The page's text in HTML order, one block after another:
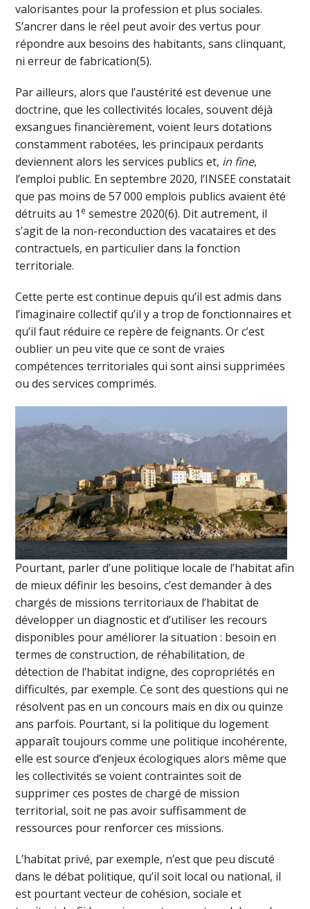
valorisantes pour la profession et plus sociales.
S’ancrer dans le réel peut avoir des vertus pour
répondre aux besoins des habitants, sans clinquant,
ni erreur de fabrication(5).
Par ailleurs, alors que l’austérité est devenue une
doctrine, que les collectivités locales, souvent déjà
exsangues financièrement, voient leurs dotations
constamment rabotées, les principaux perdants
deviennent alors les services publics et, in fine,
l’emploi public. En septembre 2020, l’INSEE constatait
que pas moins de 57 000 emplois publics avaient été
détruits au 1 e semestre 2020(6). Dit autrement, il
s’agit de la non-reconduction des vacataires et des
contractuels, en particulier dans la fonction
territoriale.
Cette perte est continue depuis qu’il est admis dans
l’imaginaire collectif qu’il y a trop de fonctionnaires et
qu’il faut réduire ce repère de feignants. Or c’est
oublier un peu vite que ce sont de vraies
compétences territoriales qui sont ainsi supprimées
ou des services comprimés.
Pourtant, parler d’une politique locale de l’habitat afin
de mieux définir les besoins, c’est demander à des
chargés de missions territoriaux de l’habitat de
développer un diagnostic et d’utiliser les recours
disponibles pour améliorer la situation : besoin en
termes de construction, de réhabilitation, de
détection de l’habitat indigne, des copropriétés en
difficultés, par exemple. Ce sont des questions qui ne
résolvent pas en un concours mais en dix ou quinze
ans parfois. Pourtant, si la politique du logement
apparaît toujours comme une politique incohérente,
elle est source d’enjeux écologiques alors même que
les collectivités se voient contraintes soit de
supprimer ces postes de chargé de mission
territorial, soit ne pas avoir suffisamment de
ressources pour renforcer ces missions.
L’habitat privé, par exemple, n’est que peu discuté
dans le débat politique, qu’il soit local ou national, il
est pourtant vecteur de cohésion, sociale et